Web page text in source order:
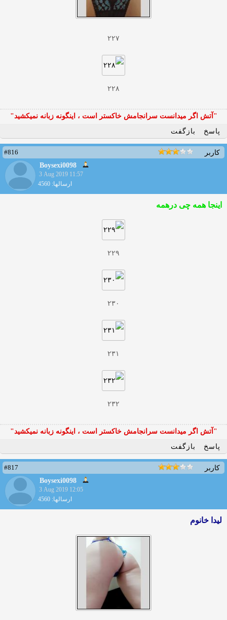
۲۲۷
۲۲۸
"آتش اگر ميدانست سرانجامش خاكستر است ، اينگونه زبانه نميكشيد"
پاسخ
بازگفت
کاربر
#816
Boysexi0098
3 Aug 2019 11:57
ارسالها: 4560
اینجا همه چی درهمه
۲۲۹
۲۳۰
۲۳۱
۲۳۲
"آتش اگر ميدانست سرانجامش خاكستر است ، اينگونه زبانه نميكشيد"
پاسخ
بازگفت
کاربر
#817
Boysexi0098
3 Aug 2019 12:05
ارسالها: 4560
لیدا خانوم